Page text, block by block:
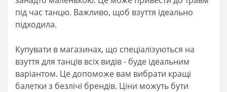
під час танцю. Важливо, щоб взуття ідеально
підходила.
Купувати в магазинах, що спеціалізуються на
взуття для танців всіх видів - буде ідеальним
варіантом. Це допоможе вам вибрати кращі
балетки з безлічі брендів. Ціни можуть бути